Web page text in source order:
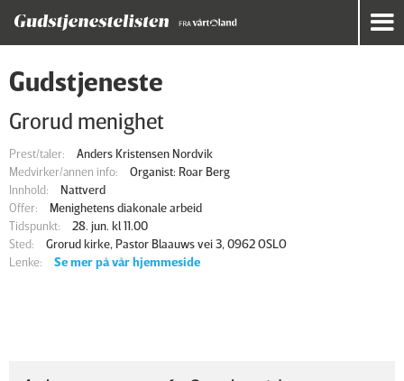
Gudstjeneste
Grorud menighet
Prest/taler:
Anders Kristensen Nordvik
Medvirker/annen info:
Organist: Roar Berg
Innhold:
Nattverd
Offer:
Menighetens diakonale arbeid
Tidspunkt:
28. jun. kl 11.00
Sted:
Grorud kirke, Pastor Blaauws vei 3, 0962 OSLO
Lenke:
Se mer på vår hjemmeside